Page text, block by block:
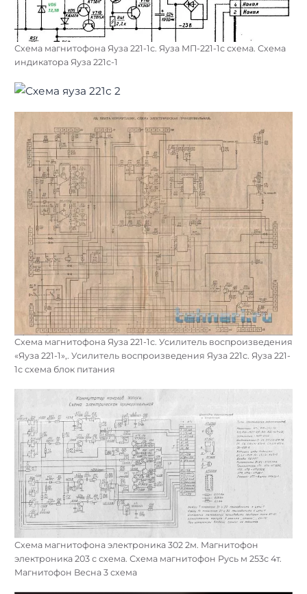
Схема магнитофона Яуза 221-1с. Яуза МП-221-1с схема. Схема
индикатора Яуза 221с-1
Схема магнитофона Яуза 221-1с. Усилитель воспроизведения
«Яуза 221-1»,. Усилитель воспроизведения Яуза 221с. Яуза 221-
1с схема блок питания
Схема магнитофона электроника 302 2м. Магнитофон
электроника 203 с схема. Схема магнитофон Русь м 253с 4т.
Магнитофон Весна 3 схема